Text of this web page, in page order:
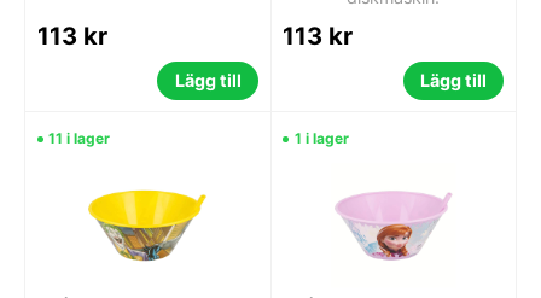
113 kr
Lägg till
113 kr
Lägg till
11 i lager 1 i lager